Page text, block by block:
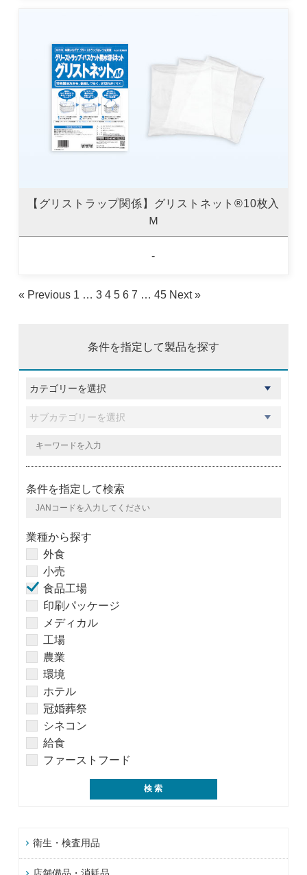
【グリストラップ関係】グリストネット®10枚入
Ｍ
-
« Previous 1 … 3 4 5 6 7 … 45 Next »
条件を指定して製品を探す
条件を指定して検索
業種から探す
外食
小売
食品工場
印刷パッケージ
メディカル
工場
農業
環境
ホテル
冠婚葬祭
シネコン
給食
ファーストフード
衛生・検査用品
店舗備品・消耗品